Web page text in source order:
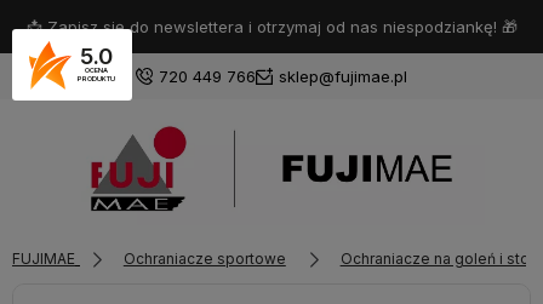
📩 Zapisz się do newslettera i otrzymaj od nas niespodziankę! 🎁
720 449 766 sklep@fujimae.pl
Załóż konto
FUJIMAE Ochraniacze sportowe Ochraniacze na goleń i
5.0
OCENA
PRODUKTU